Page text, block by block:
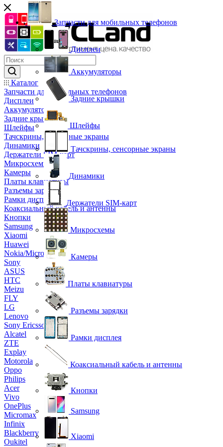
Каталог
Запчасти для мобильных телефонов
Дисплеи
Аккумуляторы
Задние крышки
Шлейфы
Тачскрины, сенсорные экраны
Динамики
Держатели SIM-карт
Микросхемы
Камеры
Платы клавиатуры
Разъемы зарядки
Рамки дисплея
Коаксиальный кабель и антенны
Кнопки
Samsung
Xiaomi
Huawei
Nokia/Microsoft
Sony
ASUS
HTC
Meizu
FLY
LG
Lenovo
Sony Ericsson
Alcatel
ZTE
Explay
Motorola
Oppo
Philips
Acer
Vivo
OnePlus
Micromax
Infinix
Blackberry
Oukitel
Запчасти для мобильных телефонов
Дисплеи
Аккумуляторы
Задние крышки
Шлейфы
Тачскрины, сенсорные экраны
Динамики
Держатели SIM-карт
Микросхемы
Камеры
Платы клавиатуры
Разъемы зарядки
Рамки дисплея
Коаксиальный кабель и антенны
Кнопки
Samsung
Xiaomi